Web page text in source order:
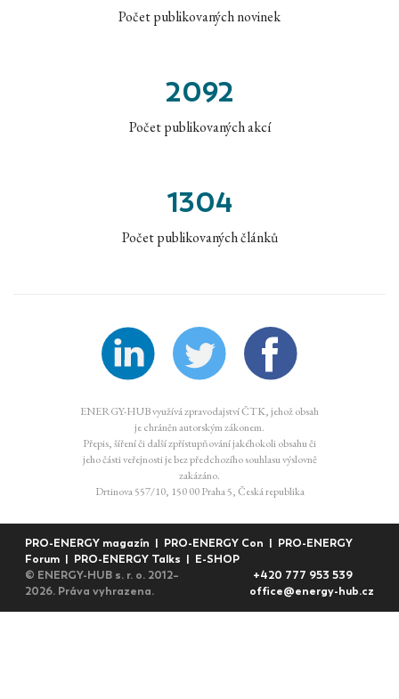
Počet publikovaných novinek
2092
Počet publikovaných akcí
1304
Počet publikovaných článků
ENERGY-HUB využívá zpravodajství ČTK, jehož obsah
je chráněn autorským zákonem.
Přepis, šíření či další zpřístupňování jakéhokoli obsahu či
jeho části veřejnosti je bez předchozího souhlasu výslovně
zakázáno.
Drtinova 557/10, 150 00 Praha 5, Česká republika
PRO-ENERGY magazín | PRO-ENERGY Con | PRO-ENERGY
Forum | PRO-ENERGY Talks | E-SHOP
© ENERGY-HUB s. r. o. 2012–
2026. Práva vyhrazena.
+420 777 953 539
office@energy-hub.cz